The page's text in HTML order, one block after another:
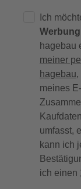
Ich
Werbung
hagebau
meiner
hagebau,
meines
umfasst,
kann ich
ich einen